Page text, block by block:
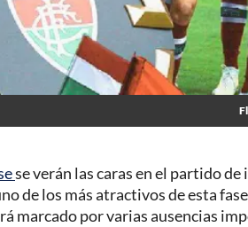
se verán las caras en el partido
de los más atractivos de esta
marcado por varias ausencias